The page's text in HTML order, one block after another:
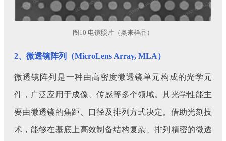
图10 电镜照片（奥来样品）
2、微透镜阵列（MicroLens Array, MLA）
微透镜阵列是一种由高密度微透镜单元构成的光学元
件，广泛应用于成像、传感等多个领域。其光学性能主
要由微透镜的焦距、口径及排列方式决定。借助光刻技
术，能够在基底上高效制备结构复杂、排列精密的微透